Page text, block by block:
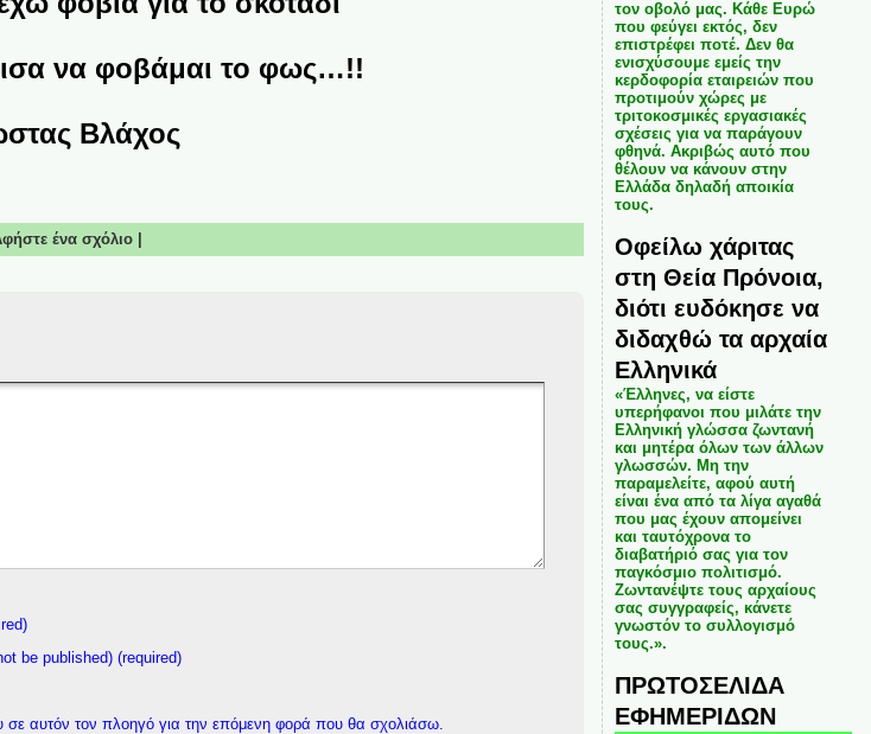
φοβάμαι το φως…!!
Βλάχος
ένα σχόλιο|
be published) (required)
αυτόν τον πλοηγό για την επόμενη φορά που θα σχολιάσω.
τον οβολό μας. Κάθε Ευρώ
που φεύγει εκτός, δεν
επιστρέφει ποτέ. Δεν θα
ενισχύσουμε εμείς την
κερδοφορία εταιρειών που
προτιμούν χώρες με
τριτοκοσμικές εργασιακές
σχέσεις για να παράγουν
φθηνά. Ακριβώς αυτό που
θέλουν να κάνουν στην
Ελλάδα δηλαδή αποικία
τους.
Οφείλω χάριτας
στη Θεία Πρόνοια,
διότι ευδόκησε να
διδαχθώ τα αρχαία
Ελληνικά
«Έλληνες, να είστε
υπερήφανοι που μιλάτε την
Ελληνική γλώσσα ζωντανή
και μητέρα όλων των άλλων
γλωσσών. Μη την
παραμελείτε, αφού αυτή
είναι ένα από τα λίγα αγαθά
που μας έχουν απομείνει
και ταυτόχρονα το
διαβατήριό σας για τον
παγκόσμιο πολιτισμό.
Ζωντανέψτε τους αρχαίους
σας συγγραφείς, κάνετε
γνωστόν το συλλογισμό
τους.».
ΠΡΩΤΟΣΕΛΙΔΑ
ΕΦΗΜΕΡΙΔΩΝ